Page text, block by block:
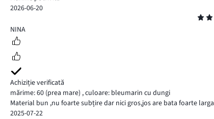
2026-06-20
4
NINA
Achiziție verificată
mărime: 60 (prea mare) ,culoare: bleumarin cu dungi
Material bun ,nu foarte subțire dar nici gros,jos are bata foarte larga
2025-07-22